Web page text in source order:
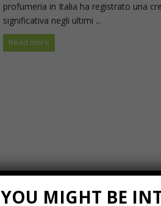
profumeria in Italia ha registrato una
significativa negli ultimi ...
Read more
YOU MIGHT BE